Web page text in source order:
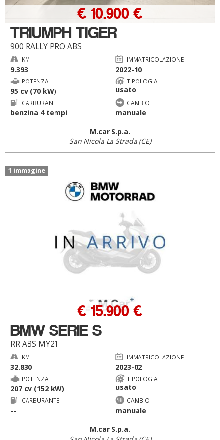
TRIUMPH TIGER
900 RALLY PRO ABS
€ 10.900 €
KM
9.393
IMMATRICOLAZIONE
2022-10
POTENZA
95 cv (70 kW)
TIPOLOGIA
usato
CARBURANTE
benzina 4 tempi
CAMBIO
manuale
M.car S.p.a.
San Nicola La Strada (CE)
1 immagine
BMW SERIE S
RR ABS MY21
€ 15.900 €
KM
32.830
IMMATRICOLAZIONE
2023-02
POTENZA
207 cv (152 kW)
TIPOLOGIA
usato
CARBURANTE
--
CAMBIO
manuale
M.car S.p.a.